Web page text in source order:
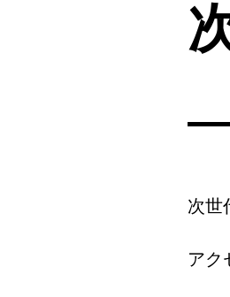
次世
アク